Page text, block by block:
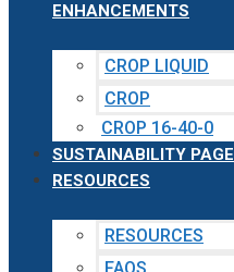
ENHANCEMENTS
CROP LIQUID
CROP
CROP 16-40-0
SUSTAINABILITY PAGE
RESOURCES
RESOURCES